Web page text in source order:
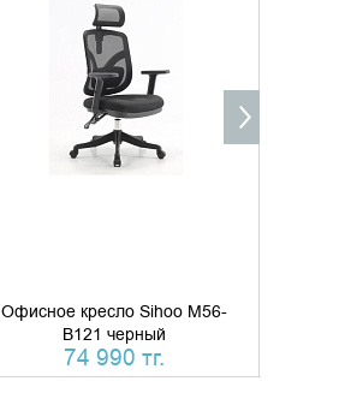
Офисное кресло Sihoo M56-
B121 черный
74 990 тг.
ДОБАВИТЬ В КОРЗИНУ
КУПИТЬ В 1 КЛИК